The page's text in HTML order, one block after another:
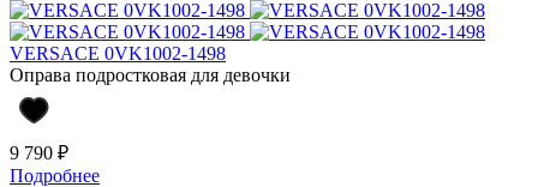
VERSACE 0VK1002-1498
Оправа подростковая для девочки
9 790 ₽
Подробнее